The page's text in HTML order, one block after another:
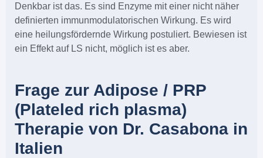
Denkbar ist das. Es sind Enzyme mit einer nicht näher
definierten immunmodulatorischen Wirkung. Es wird
eine heilungsfördernde Wirkung postuliert. Bewiesen ist
ein Effekt auf LS nicht, möglich ist es aber.
Frage zur Adipose / PRP
(Plateled rich plasma)
Therapie von Dr. Casabona in
Italien